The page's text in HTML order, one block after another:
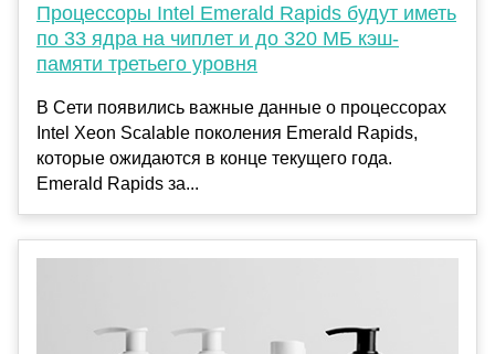
Процессоры Intel Emerald Rapids будут иметь
по 33 ядра на чиплет и до 320 МБ кэш-
памяти третьего уровня
В Сети появились важные данные о процессорах
Intel Xeon Scalable поколения Emerald Rapids,
которые ожидаются в конце текущего года.
Emerald Rapids за...